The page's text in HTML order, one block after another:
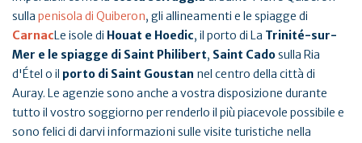
sulla penisola di Quiberon, gli allineamenti e le spiagge di
CarnacLe isole di Houat e Hoedic, il porto di La Trinité-sur-
Mer e le spiagge di Saint Philibert, Saint Cado sulla Ria
d'Étel o il porto di Saint Goustan nel centro della città di
Auray. Le agenzie sono anche a vostra disposizione durante
tutto il vostro soggiorno per renderlo il più piacevole possibile e
sono felici di darvi informazioni sulle visite turistiche nella